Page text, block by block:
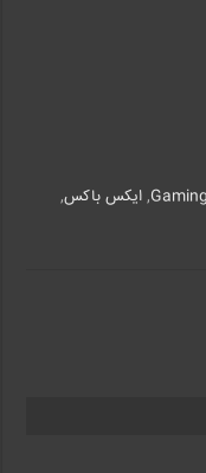
,ایکس باکس,